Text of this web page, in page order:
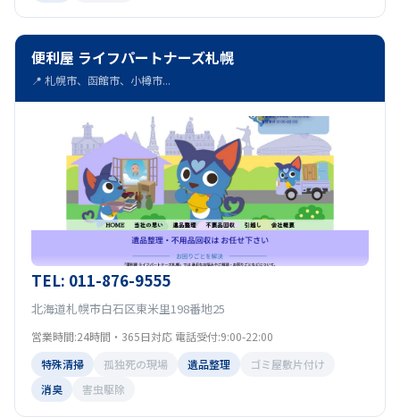
便利屋 ライフパートナーズ札幌
📍 札幌市、函館市、小樽市...
TEL: 011-876-9555
北海道札幌市白石区東米里198番地25
営業時間:24時間・365日対応 電話受付:9:00-22:00
特殊清掃
孤独死の現場 遺品整理
ゴミ屋敷片付け
消臭
害虫駆除